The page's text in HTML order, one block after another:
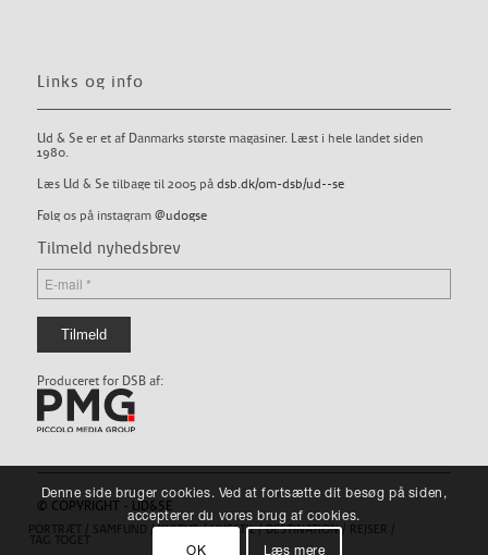
Links og info
Ud & Se er et af Danmarks største magasiner. Læst i hele landet siden
1980.
Læs Ud & Se tilbage til 2005 på dsb.dk/om-dsb/ud--se
Følg os på instagram @udogse
Tilmeld nyhedsbrev
Produceret for DSB af:
© COPYRIGHT - UD&SE
PORTRÆT
SAMFUND KULTUR LIVSSTIL DESTINATION REJSER
TAG TOGET
Denne side bruger cookies. Ved at fortsætte dit besøg på siden,
accepterer du vores brug af cookies.
OK Læs mere